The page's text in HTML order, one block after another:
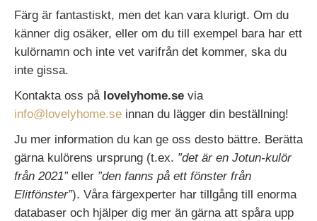
Färg är fantastiskt, men det kan vara klurigt. Om du
känner dig osäker, eller om du till exempel bara har ett
kulörnamn och inte vet varifrån det kommer, ska du
inte gissa.
Kontakta oss på lovelyhome.se via
info@lovelyhome.se innan du lägger din beställning!
Ju mer information du kan ge oss desto bättre. Berätta
gärna kulörens ursprung (t.ex. ”det är en Jotun-kulör
från 2021”eller ”den fanns på ett fönster från
Elitfönster”). Våra färgexperter har tillgång till enorma
databaser och hjälper dig mer än gärna att spåra upp